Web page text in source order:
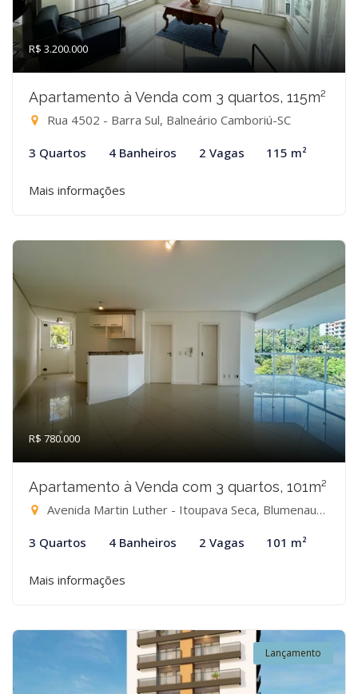
R$ 3.200.000
Apartamento à Venda com 3 quartos, 115m²
Rua 4502 - Barra Sul, Balneário Camboriú-SC
3 Quartos 4 Banheiros 2 Vagas 115 m²
Mais informações
R$ 780.000
Apartamento à Venda com 3 quartos, 101m²
Avenida Martin Luther - Itoupava Seca, Blumenau-SC
3 Quartos 4 Banheiros 2 Vagas 101 m²
Mais informações
Lançamento